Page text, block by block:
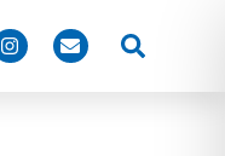
Suchen